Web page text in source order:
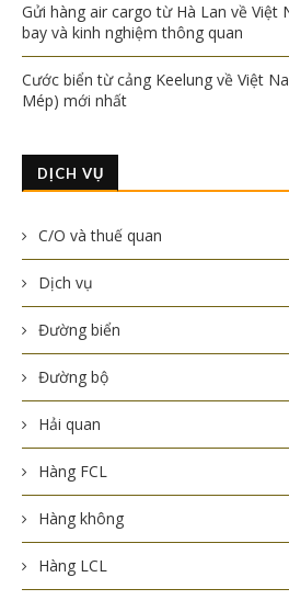
Gửi hàng air cargo từ Hà Lan về Việt
bay và kinh nghiệm thông quan
Cước biển từ cảng Keelung về Việt
Mép) mới nhất
DỊCH VỤ
C/O và thuế quan
Dịch vụ
Đường biển
Đường bộ
Hải quan
Hàng FCL
Hàng không
Hàng LCL